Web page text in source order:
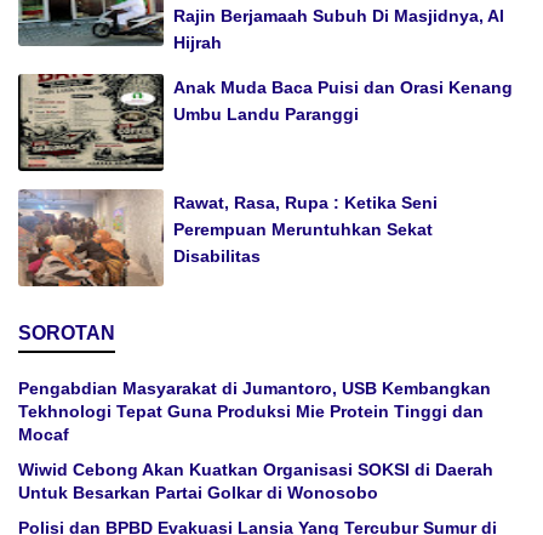
Rajin Berjamaah Subuh Di Masjidnya, Al
Hijrah
Anak Muda Baca Puisi dan Orasi Kenang
Umbu Landu Paranggi
Rawat, Rasa, Rupa : Ketika Seni
Perempuan Meruntuhkan Sekat
Disabilitas
SOROTAN
Pengabdian Masyarakat di Jumantoro, USB Kembangkan
Tekhnologi Tepat Guna Produksi Mie Protein Tinggi dan
Mocaf
Wiwid Cebong Akan Kuatkan Organisasi SOKSI di Daerah
Untuk Besarkan Partai Golkar di Wonosobo
Polisi dan BPBD Evakuasi Lansia Yang Tercubur Sumur di